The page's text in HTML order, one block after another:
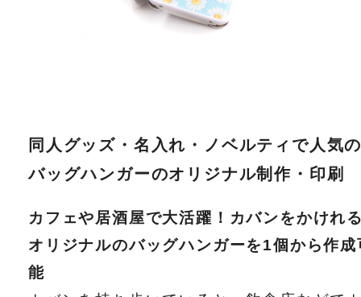
同人グッズ・名入れ・ノベルティで人気
バッグハンガーのオリジナル制作・印刷
カフェや居酒屋で大活躍！カバンをかけれ
オリジナルのバッグハンガーを1個から作成
能